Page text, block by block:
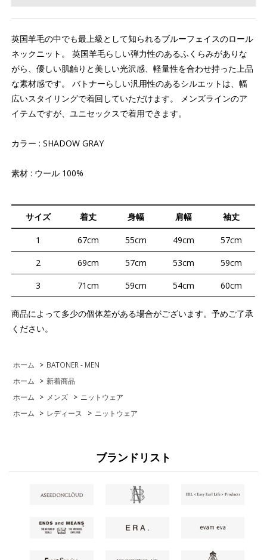
英国羊毛の中でも最上級として知られるブルーフェイスのロール
ネックニット。 英国羊毛らしい弾力性のあるふくらみがありな
がら、優しい肌触りと美しい光沢感、軽量性を合わせ持った上品
な素材感です。 バトナーらしい汎用性のあるシルエットは、幅
広いスタイリングで着回していただけます。 メンズラインのア
イテムですが、ユニセックスで着用できます。
カラー : SHADOW GRAY
素材 : ウール 100%
サイズ 着丈 身幅 肩幅 袖丈
1 67cm 55cm 49cm
57cm
2
69cm 57cm 53cm
59cm
3
71cm 59cm 54cm 60cm
商品によって多少の個体差がある場合がございます。予めご了承
ください。
ホーム > BATONER - MEN
ホーム
> 新着商品
ホーム
> メンズ > ニットウェア
ホーム
> レディース > ニットウェア
ブランドリスト